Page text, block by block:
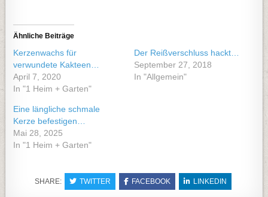
Ähnliche Beiträge
Kerzenwachs für
verwundete Kakteen…
April 7, 2020
In "1 Heim + Garten"
Der Reißverschluss hackt…
September 27, 2018
In "Allgemein"
Eine längliche schmale
Kerze befestigen…
Mai 28, 2025
In "1 Heim + Garten"
SHARE: TWITTER FACEBOOK LINKEDIN